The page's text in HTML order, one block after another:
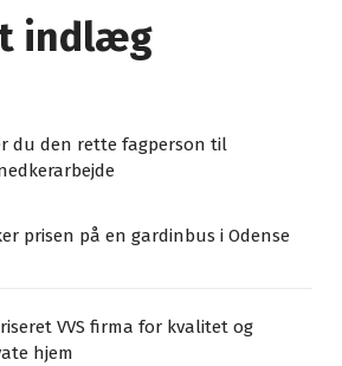
indlæg
du den rette fagperson til
prisen på en gardinbus i Odense
VVS firma for kvalitet og
hjem